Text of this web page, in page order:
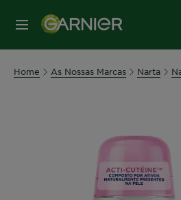
MENU
Home As Nossas Marcas Narta